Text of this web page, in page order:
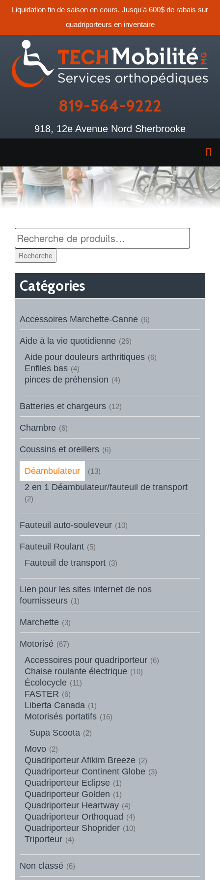
Liquidation fin de saison en cours. Jusqu'à 600$ de rabais sur
quadriporteurs en inventaire
819-564-9222
918, 12e Avenue Nord Sherbrooke
Recherche
Catégories
Accessoires Marchette-Canne (6)
Aide à la vie quotidienne (26)
Aide pour douleurs arthritiques (6)
Enfiles bas (4)
pinces de préhension (4)
Batteries et chargeurs (12)
Chambre (6)
Coussins et oreillers (6)
Déambulateur (13)
2 en 1 Déambulateur/fauteuil de transport
(2)
Fauteuil auto-souleveur (10)
Fauteuil Roulant (5)
Fauteuil de transport (3)
Lien pour les sites internet de nos
fournisseurs (1)
Marchette (3)
Motorisé (67)
Accessoires pour quadriporteur (6)
Chaise roulante électrique (10)
Écolocycle (11)
FASTER (6)
Liberta Canada (1)
Motorisés portatifs (16)
Supa Scoota (2)
Movo (2)
Quadriporteur Afikim Breeze (2)
Quadriporteur Continent Globe (3)
Quadriporteur Eclipse (1)
Quadriporteur Golden (1)
Quadriporteur Heartway (4)
Quadriporteur Orthoquad (4)
Quadriporteur Shoprider (10)
Triporteur (4)
Non classé (6)